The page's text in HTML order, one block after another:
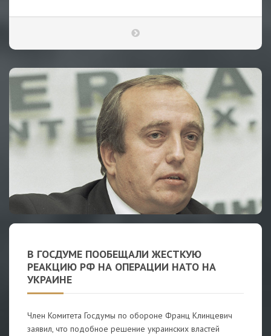
В ГОСДУМЕ ПООБЕЩАЛИ ЖЕСТКУЮ
РЕАКЦИЮ РФ НА ОПЕРАЦИИ НАТО НА
УКРАИНЕ
Член Комитета Госдумы по обороне Франц Клинцевич
заявил, что подобное решение украинских властей